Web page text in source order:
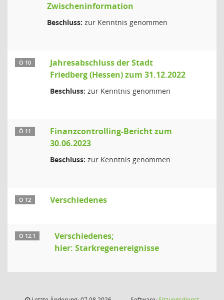
Zwischeninformation
Beschluss: zur Kenntnis genommen
Ö 10
Jahresabschluss der Stadt
Friedberg (Hessen) zum 31.12.2022
Beschluss: zur Kenntnis genommen
Ö 11
Finanzcontrolling-Bericht zum
30.06.2023
Beschluss: zur Kenntnis genommen
Ö 12 Verschiedenes
Ö 12.1
Verschiedenes;
hier: Starkregenereignisse